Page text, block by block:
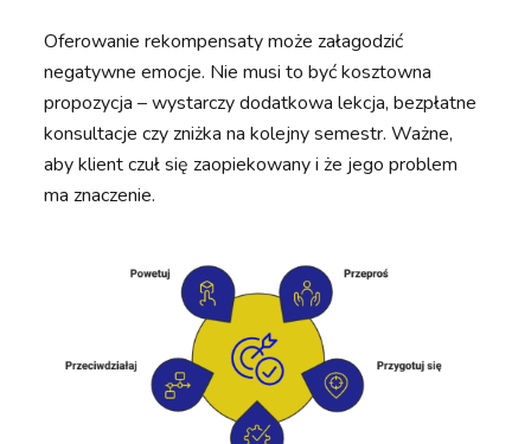
Oferowanie rekompensaty może załagodzić
negatywne emocje. Nie musi to być kosztowna
propozycja – wystarczy dodatkowa lekcja, bezpłatne
konsultacje czy zniżka na kolejny semestr. Ważne,
aby klient czuł się zaopiekowany i że jego problem
ma znaczenie.